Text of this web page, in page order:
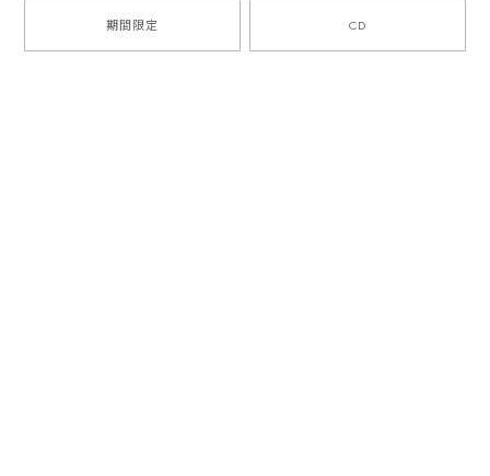
期間限定 CD